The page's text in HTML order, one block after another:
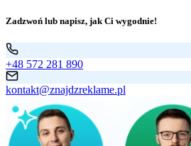
Zadzwoń lub napisz, jak Ci wygodnie!
+48 572 281 890
kontakt@znajdzreklame.pl